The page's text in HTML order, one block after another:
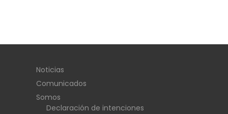
Noticias
Comunicados
Somos
Declaración de intenciones